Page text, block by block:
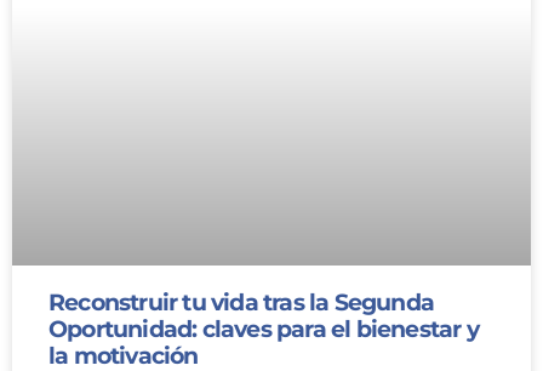
Reconstruir tu vida tras la Segunda
Oportunidad: claves para el bienestar y
la motivación